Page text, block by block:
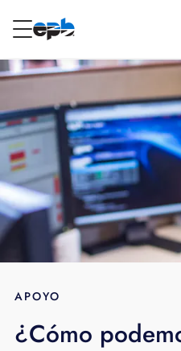
RESIDENCIAL
Internet
Voz
Energía
BLOG
principal
APOYO
¿Cómo